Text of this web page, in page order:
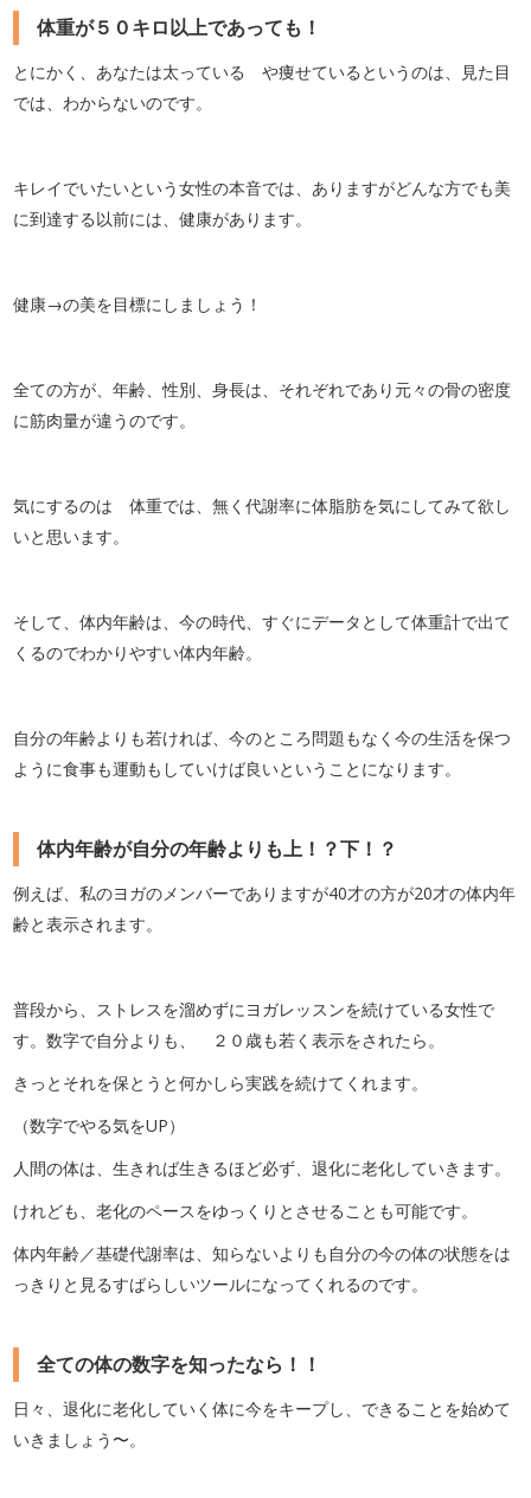
体重が５０キロ以上であっても！
とにかく、あなたは太っている や痩せているというのは、見た目
では、わからないのです。
キレイでいたいという女性の本音では、ありますがどんな方でも美
に到達する以前には、健康があります。
健康→の美を目標にしましょう！
全ての方が、年齢、性別、身長は、それぞれであり元々の骨の密度
に筋肉量が違うのです。
気にするのは 体重では、無く代謝率に体脂肪を気にしてみて欲し
いと思います。
そして、体内年齢は、今の時代、すぐにデータとして体重計で出て
くるのでわかりやすい体内年齢。
自分の年齢よりも若ければ、今のところ問題もなく今の生活を保つ
ように食事も運動もしていけば良いということになります。
体内年齢が自分の年齢よりも上！？下！？
例えば、私のヨガのメンバーでありますが40才の方が20才の体内年
齢と表示されます。
普段から、ストレスを溜めずにヨガレッスンを続けている女性で
す。数字で自分よりも、 ２０歳も若く表示をされたら。
きっとそれを保とうと何かしら実践を続けてくれます。
（数字でやる気をUP）
人間の体は、生きれば生きるほど必ず、退化に老化していきます。
けれども、老化のペースをゆっくりとさせることも可能です。
体内年齢／基礎代謝率は、知らないよりも自分の今の体の状態をは
っきりと見るすばらしいツールになってくれるのです。
全ての体の数字を知ったなら！！
日々、退化に老化していく体に今をキープし、できることを始めて
いきましょう〜。